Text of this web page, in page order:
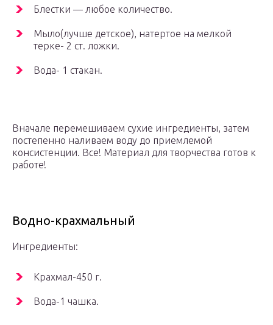
Блестки — любое количество.
Мыло(лучше детское), натертое на мелкой
терке- 2 ст. ложки.
Вода- 1 стакан.
Вначале перемешиваем сухие ингредиенты, затем
постепенно наливаем воду до приемлемой
консистенции. Все! Материал для творчества готов к
работе!
Водно-крахмальный
Ингредиенты:
Крахмал-450 г.
Вода-1 чашка.